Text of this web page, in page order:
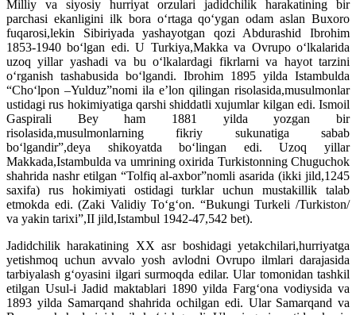
Milliy va siyosiy hurriyat orzulari jadidchilik harakatining bir
parchasi ekanligini ilk bora o‘rtaga qo‘ygan odam aslan Buxoro
fuqarosi,lekin Sibiriyada yashayotgan qozi Abdurashid Ibrohim
1853-1940 bo‘lgan edi. U Turkiya,Makka va Ovrupo o‘lkalarida
uzoq yillar yashadi va bu o‘lkalardagi fikrlarni va hayot tarzini
o‘rganish tashabusida bo‘lgandi. Ibrohim 1895 yilda Istambulda
“Cho‘lpon –Yulduz”nomi ila e’lon qilingan risolasida,musulmonlar
ustidagi rus hokimiyatiga qarshi shiddatli xujumlar kilgan edi. Ismoil
Gaspirali Bey ham 1881 yilda yozgan bir
risolasida,musulmonlarning fikriy sukunatiga sabab
bo‘lgandir”,deya shikoyatda bo‘lingan edi. Uzoq yillar
Makkada,Istambulda va umrining oxirida Turkistonning Chuguchok
shahrida nashr etilgan “Tolfiq al-axbor”nomli asarida (ikki jild,1245
saxifa) rus hokimiyati ostidagi turklar uchun mustakillik talab
etmokda edi. (Zaki Validiy To‘g‘on. “Bukungi Turkeli /Turkiston/
va yakin tarixi”,II jild,Istambul 1942-47,542 bet).
Jadidchilik harakatining XX asr boshidagi yetakchilari,hurriyatga
yetishmoq uchun avvalo yosh avlodni Ovrupo ilmlari darajasida
tarbiyalash g‘oyasini ilgari surmoqda edilar. Ular tomonidan tashkil
etilgan Usul-i Jadid maktablari 1890 yilda Farg‘ona vodiysida va
1893 yilda Samarqand shahrida ochilgan edi. Ular Samarqand va